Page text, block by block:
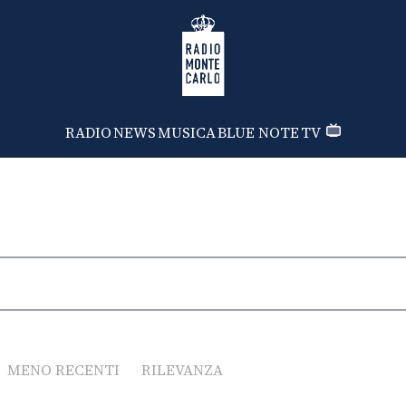
Radio Monte Carlo
RADIONEWSMUSICABLUE NOTETV
MENO RECENTI RILEVANZA